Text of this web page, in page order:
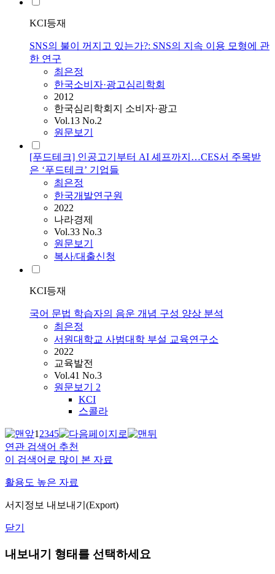
KCI등재
SNS의 불이 꺼지고 있는가?: SNS의 지속 이용 모형에 관
한 연구
최은정
한국소비자·광고심리학회
2012
한국심리학회지 소비자·광고
Vol.13 No.2
원문보기
[푸드테크] 인공고기부터 AI 셰프까지…CES서 주목받
은 ‘푸드테크’ 기업들
최은정
한국개발연구원
2022
나라경제
Vol.33 No.3
원문보기
복사/대출신청
KCI등재
국어 문법 학습자의 음운 개념 구성 양상 분석
최은정
서원대학교 사범대학 부설 교육연구소
2022
교육발전
Vol.41 No.3
원문보기 2
KCI
스콜라
12345
연관 검색어 추천
이 검색어로 많이 본 자료
활용도 높은 자료
서지정보 내보내기(Export)
닫기
내보내기 형태를 선택하세요